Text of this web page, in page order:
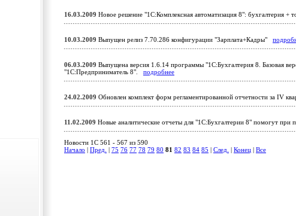
16.03.2009 Новое решение "1С:Комплексная автоматизация 8": бухгалтерия +
10.03.2009 Выпущен релиз 7.70.286 конфигурации "Зарплата+Кадры"
06.03.2009 Выпущена версия 1.6.14 программы "1С:Бухгалтерия 8. Базовая
"1С:Предприниматель 8". подробнее
24.02.2009 Обновлен комплект форм регламентированной отчетности за IV
11.02.2009 Новые аналитические отчеты для "1С:Бухгалтерии 8" помогут при
Новости 1C 561 - 567 из 590
Начало
Пред. 75 76 77 78 79 80 81 82 83 84 85 След. Конец Все